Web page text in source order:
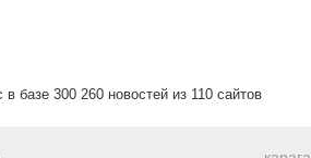
в базе 300 260 новостей из 110 сайтов